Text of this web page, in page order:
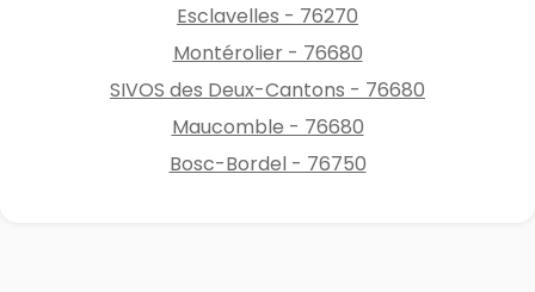
Esclavelles - 76270
Montérolier - 76680
SIVOS des Deux-Cantons - 76680
Maucomble - 76680
Bosc-Bordel - 76750